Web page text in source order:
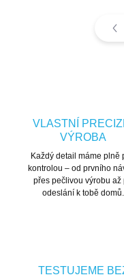
VLASTNÍ
VÝROBA
Každý detail máme plně
kontrolou – od prvního
přes pečlivou výrobu až
odeslání k tobě domů.
TESTUJEME